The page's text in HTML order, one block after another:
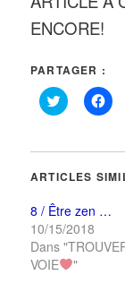
ENCORE!
PARTAGER :
Cliquez
pour
dans
nouvelle
pour
ARTICLES
8 / Être zen …
10/15/2018
Dans
VOIE
"